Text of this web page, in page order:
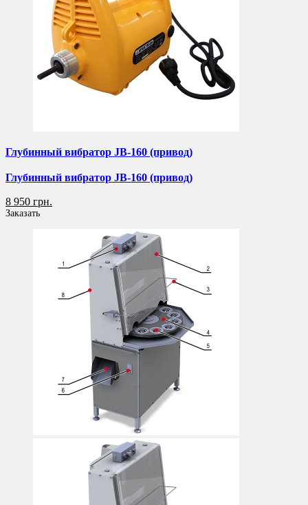
Глубинный вибратор JB-160 (привод)
Глубинный вибратор JB-160 (привод)
8 950 грн.
Заказать